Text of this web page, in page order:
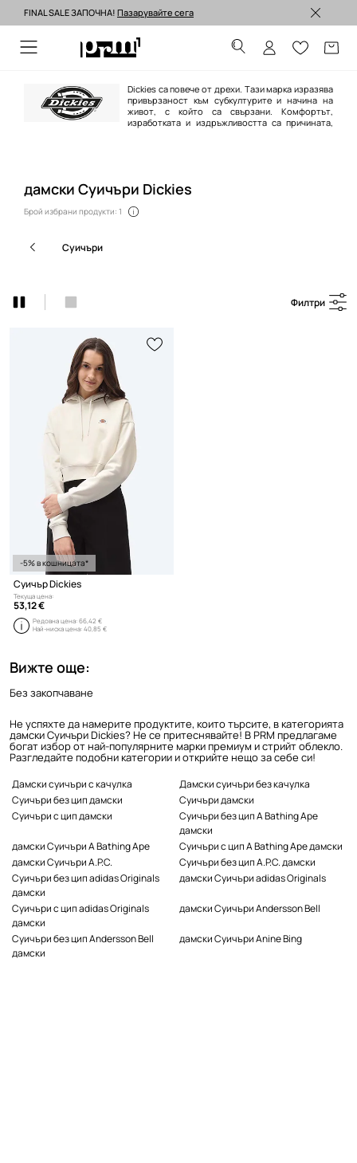
Изпращане до 24 часа >
FINAL SALE ЗАПОЧНА! Пазарувайте сега
Dickies са повече от дрехи. Тaзи марка изразява
привързаност към субкултурите и начина на
живот, с който са свързани. Комфортът,
изработката и издръжливостта са причината,
дамски Суичъри Dickies
Брой избрани продукти: 1
суичъри
Филтри
-5% в кошницата*
Суичър Dickies
Текуща цена:
53,12 €
Редовна цена:66,42 €
Най-ниска цена:40,85 €
Вижте още:
Без закопчаване
Не успяхте да намерите продуктите, които търсите, в категорията
дамски Суичъри Dickies? Не се притеснявайте! В PRM предлагаме
богат избор от най-популярните марки премиум и стрийт облекло.
Разгледайте подобни категории и открийте нещо за себе си!
Дамски суичъри с качулка
Дамски суичъри без качулка
Суичъри без цип дамски
Суичъри дамски
Суичъри с цип дамски
Суичъри без цип A Bathing Ape
дамски
дамски Суичъри A Bathing Ape
Суичъри с цип A Bathing Ape дамски
дамски Суичъри A.P.C.
Суичъри без цип A.P.C. дамски
Суичъри без цип adidas Originals
дамски
дамски Суичъри adidas Originals
Суичъри с цип adidas Originals
дамски
дамски Суичъри Andersson Bell
Суичъри без цип Andersson Bell
дамски
дамски Суичъри Anine Bing